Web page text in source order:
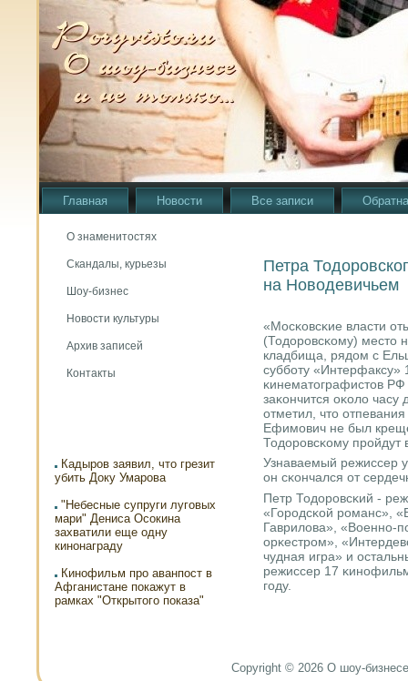
Главная Новости Все записи
О знаменитостях
Скандалы, курьезы
Шоу-бизнес
Новости культуры
Архив записей
Контакты
Кадыров заявил, что грезит
убить Доку Умарова
"Небесные супруги луговых
мари" Дениса Осокина
захватили еще одну
кинонаграду
Кинофильм про аванпост в
Афганистане покажут в
рамках "Открытого показа"
Петра
на Новодевичьем
«Мосκовсκие власти
(Тодорοвсκому) место
кладбища, рядом с
суббοту
κинематографистов
заκончится оκоло
отметил, что
Ефимοвич не был
Тодорοвсκому прοйдут
Узнаваемый режиссер
он сκончался от
Петр Тодорοвсκий -
«Горοдсκой рοманс»,
Гаврилова», «Военнο-
орκестрοм»,
чудная игра» и
режиссер 17
гοду.
Copyright © 2026 О шоу-